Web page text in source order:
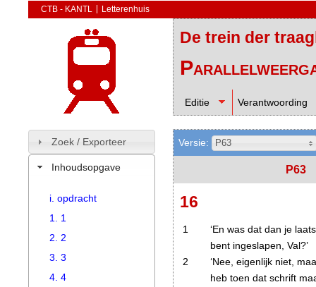
CTB - KANTL Letterenhuis
De trein der
Editie Verantwoording
Versie: P63
P63
16
1
‘En was dat dan je
bent ingeslapen, Val?’
2
‘Nee, eigenlijk niet,
heb toen dat schrift
Zoek / Exporteer
Inhoudsopgave
i. opdracht
1. 1
2. 2
3. 3
4. 4